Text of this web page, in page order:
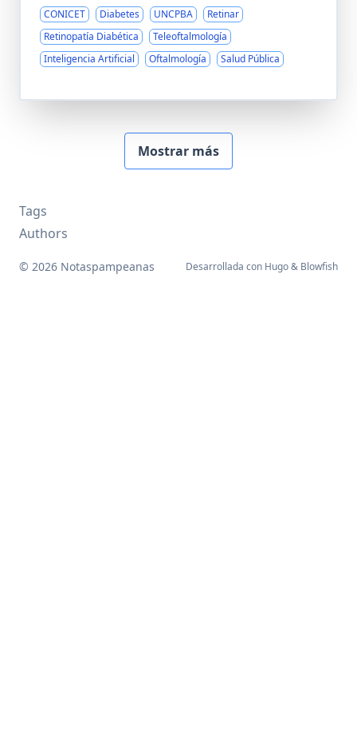
CONICET Diabetes UNCPBA
Retinar
Retinopatía Diabética
Teleoftalmología
Inteligencia Artificial
Oftalmología Salud Pública
Mostrar más
Tags
Authors
© 2026 Notaspampeanas Desarrollada con Hugo& Blowfish